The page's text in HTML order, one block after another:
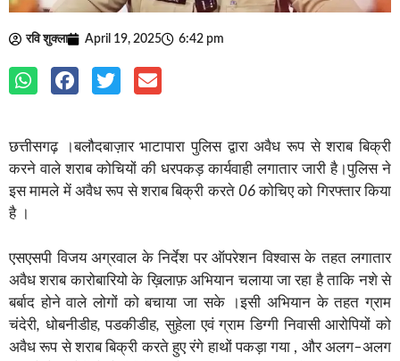
रवि शुक्ला April 19, 2025 6:42 pm
छत्तीसगढ़ ।बलौदबाज़ार भाटापारा पुलिस द्वारा अवैध रूप से शराब बिक्री
करने वाले शराब कोचियों की धरपकड़ कार्यवाही लगातार जारी है।पुलिस ने
इस मामले में अवैध रूप से शराब बिक्री करते06कोचिए को गिरफ्तार किया
है ।
एसएसपी विजय अग्रवाल के निर्देश पर ऑपरेशन विश्वास के तहत लगातार
अवैध शराब कारोबारियो के ख़िलाफ़ अभियान चलाया जा रहा है ताकि नशे से
बर्बाद होने वाले लोगों को बचाया जा सके ।इसी अभियान के तहत ग्राम
चंदेरी, धोबनीडीह,पडकीडीह,सुहेला एवं ग्राम डिग्गी निवासी आरोपियों को
अवैध रूप से शराब बिक्री करते हुए रंगे हाथों पकड़ा गया , और अलग–अलग